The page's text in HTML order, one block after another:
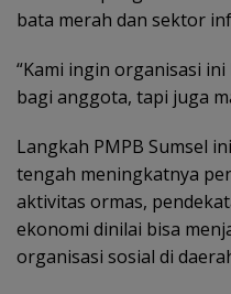
bata merah dan sektor
“Kami ingin organisasi
bagi anggota, tapi juga
Langkah PMPB Sumsel
tengah meningkatnya
aktivitas ormas,
ekonomi dinilai bisa
organisasi sosial di